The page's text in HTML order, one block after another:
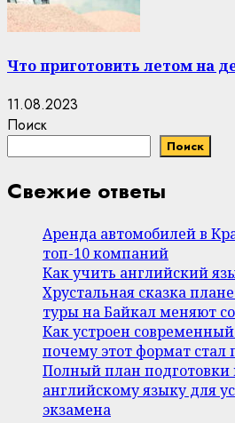
Что приготовить летом на
11.08.2023
Поиск
Поиск
Свежие ответы
Аренда автомобилей в
топ-10 компаний
Как учить английский
Хрустальная сказка
туры на Байкал меняют
Как устроен
почему этот формат стал
Полный план подготовки
английскому языку для
экзамена